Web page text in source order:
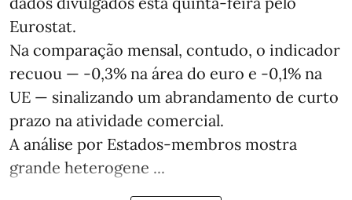
Eurostat.
Na comparação mensal, contudo, o indicador
recuou — -0,3% na área do euro e -0,1% na
UE — sinalizando um abrandamento de curto
prazo na atividade comercial.
A análise por Estados‑membros mostra
grande heterogene ...